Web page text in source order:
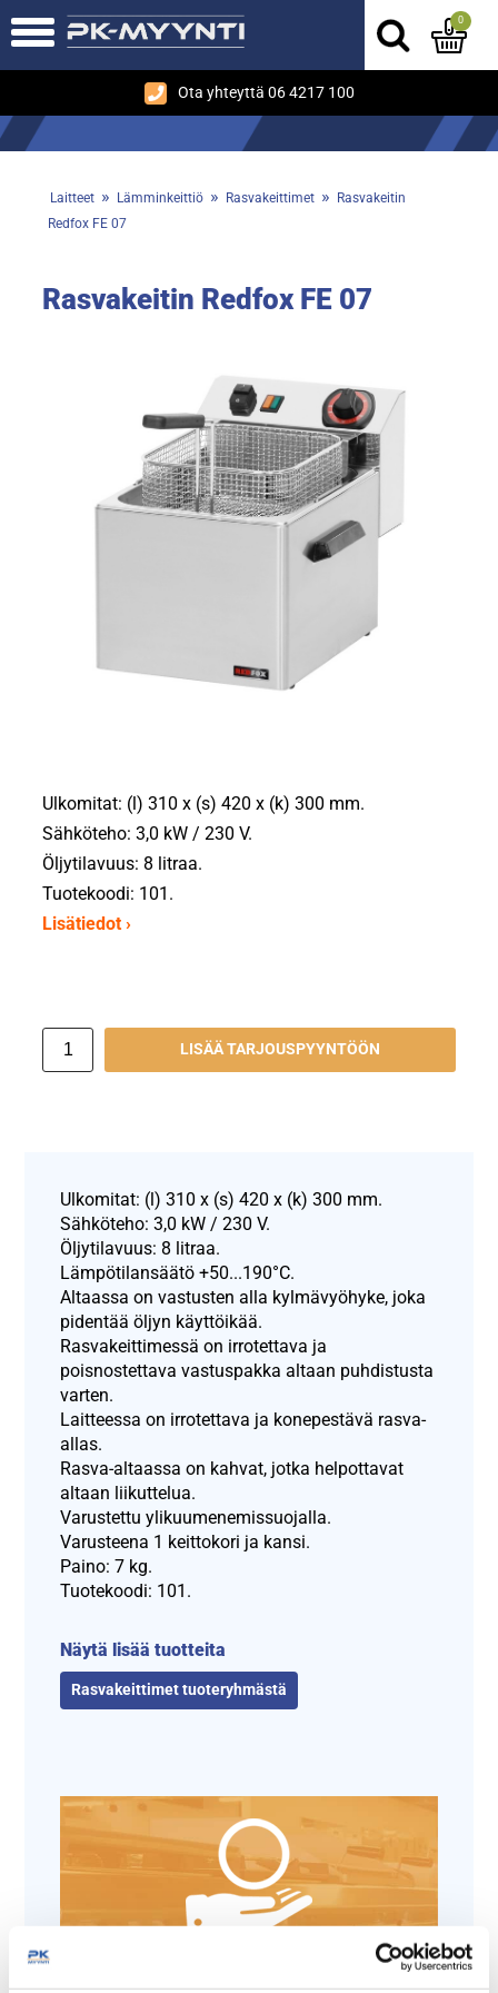
Ota yhteyttä 06 4217 100
0
Laitteet » Lämminkeittiö » Rasvakeittimet »
Rasvakeitin
Redfox FE 07
Rasvakeitin Redfox FE 07
Ulkomitat: (l) 310 x (s) 420 x (k) 300 mm.
Sähköteho: 3,0 kW / 230 V.
Öljytilavuus: 8 litraa.
Tuotekoodi: 101.
Lisätiedot ›
LISÄÄ TARJOUSPYYNTÖÖN
Ulkomitat: (l) 310 x (s) 420 x (k) 300 mm.
Sähköteho: 3,0 kW / 230 V.
Öljytilavuus: 8 litraa.
Lämpötilansäätö +50...190°C.
Altaassa on vastusten alla kylmävyöhyke, joka
pidentää öljyn käyttöikää.
Rasvakeittimessä on irrotettava ja
poisnostettava vastuspakka altaan puhdistusta
varten.
Laitteessa on irrotettava ja konepestävä rasva-
allas.
Rasva-altaassa on kahvat, jotka helpottavat
altaan liikuttelua.
Varustettu ylikuumenemissuojalla.
Varusteena 1 keittokori ja kansi.
Paino: 7 kg.
Tuotekoodi: 101.
Näytä lisää tuotteita
Rasvakeittimet tuoteryhmästä
Tämäkin laite sopivasti